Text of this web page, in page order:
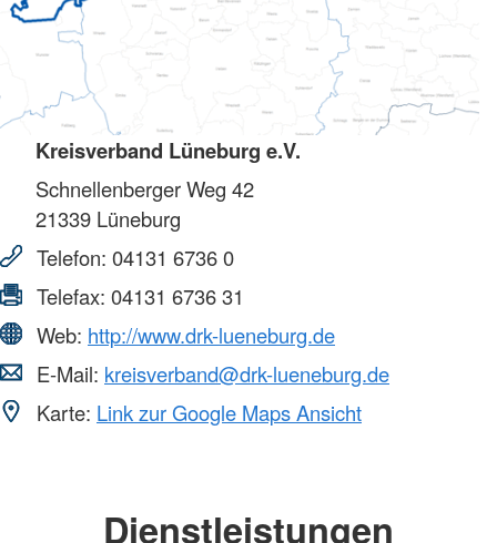
Kreisverband Lüneburg e.V.
Schnellenberger Weg 42
21339 Lüneburg
Telefon: 04131 6736 0
Telefax: 04131 6736 31
Web: http://www.drk-lueneburg.de
E-Mail: kreisverband@drk-lueneburg.de
Karte: Link zur Google Maps Ansicht
Dienstleistungen